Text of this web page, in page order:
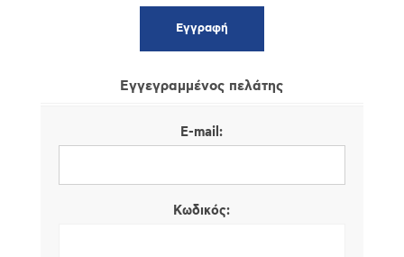
Εγγεγραμμένος πελάτης
E-mail:
Κωδικός: